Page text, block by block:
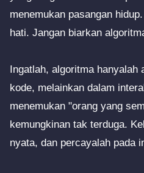
menemukan pasangan
hati. Jangan biarkan
Ingatlah, algoritma
kode, melainkan dalam
menemukan "orang yang
kemungkinan tak terduga.
nyata, dan percayalah pada